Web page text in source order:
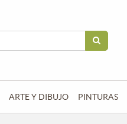
ARTE Y DIBUJO PINTURAS